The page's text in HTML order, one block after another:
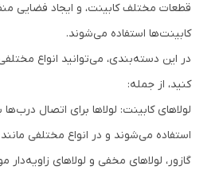
قطعات مختلف کابینت، و ایجاد فضایی
کابینت‌ها استفاده می‌شوند.
در این دسته‌بندی، می‌توانید انواع مختلفی
کنید، از جمله:
لولاهای کابینت: لولاها برای اتصال
استفاده می‌شوند و در انواع مختلفی مانند
گازور، لولاهای مخفی و لولاهای